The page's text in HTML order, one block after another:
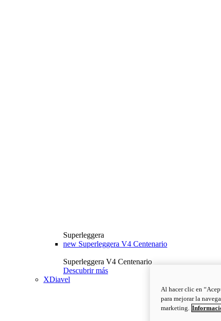
Superleggera
new Superleggera V4 Centenario
Superleggera V4 Centenario
Descubrir más
XDiavel
Al hacer clic en
para mejorar la
marketing.